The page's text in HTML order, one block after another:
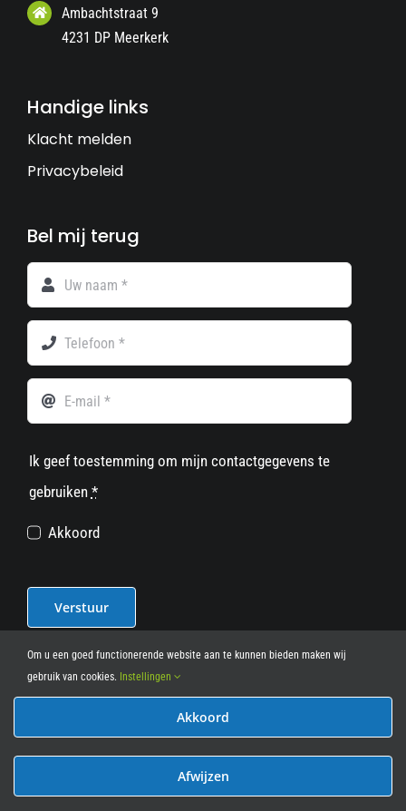
Ambachtstraat 9
4231 DP Meerkerk
Handige links
Klacht melden
Privacybeleid
Bel mij terug
Ik geef toestemming om mijn contactgegevens te
gebruiken *
Akkoord
Verstuur
© 2012 - 2026• Leasy Bike • All Rights Reserved • powered
Om u een goed functionerende website aan te kunnen bieden maken wij
gebruik van cookies. Instellingen
Akkoord
Afwijzen